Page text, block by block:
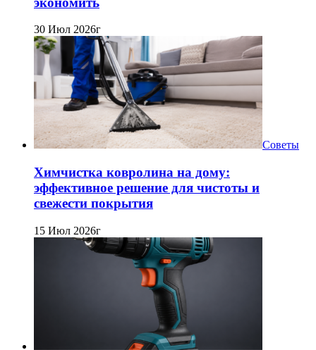
30 Июл 2026г
Советы
Химчистка ковролина на дому:
эффективное решение для чистоты и
свежести покрытия
15 Июл 2026г